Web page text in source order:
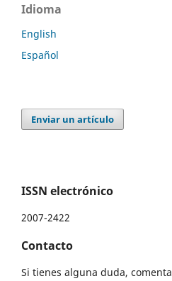
Idioma
English
Español
Enviar un artículo
ISSN electrónico
2007-2422
Contacto
Si tienes alguna duda,